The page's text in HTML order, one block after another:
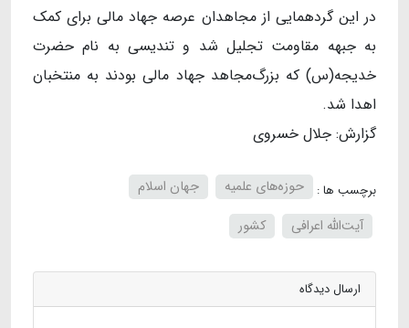
در این گردهمایی از مجاهدان عرصه جهاد مالی برای کمک
به جبهه مقاومت تجلیل شد و تندیسی به نام حضرت
خدیجه(س) که بزرگ‌مجاهد جهاد مالی بودند به منتخبان
اهدا شد.
گزارش: جلال خسروی
برچسب ها : حوزه‌های علمیه
جهان اسلام
آیت‌الله اعرافی
کشور
ارسال دیدگاه